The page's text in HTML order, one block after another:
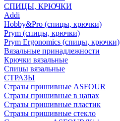
СПИЦЫ, КРЮЧКИ
Addi
Hobby&Pro (спицы, крючки)
Prym (спицы, крючки)
Prym Ergonomics (спицы, крючки)
Вязальные принадлежности
Крючки вязальные
Спицы вязальные
СТРАЗЫ
Стразы пришивные ASFOUR
Стразы пришивные в цапах
Стразы пришивные пластик
Стразы пришивные стекло